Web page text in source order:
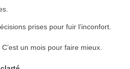
prises pour fuir l’inconfort.
un mois pour faire mieux.